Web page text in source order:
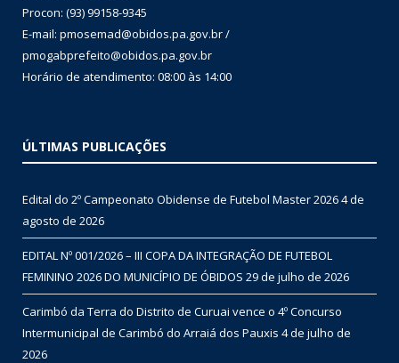
Procon: (93) 99158-9345
E-mail: pmosemad@obidos.pa.gov.br /
pmogabprefeito@obidos.pa.gov.br
Horário de atendimento: 08:00 às 14:00
ÚLTIMAS PUBLICAÇÕES
Edital do 2º Campeonato Obidense de Futebol Master 20264 de
agosto de 2026
EDITAL Nº 001/2026 – III COPA DA INTEGRAÇÃO DE FUTEBOL
FEMININO 2026 DO MUNICÍPIO DE ÓBIDOS 29 de julho de 2026
Carimbó da Terra do Distrito de Curuai vence o 4º Concurso
Intermunicipal de Carimbó do Arraiá dos Pauxis 4 de julho de
2026